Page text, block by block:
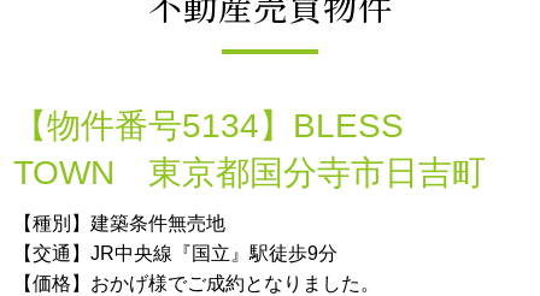
【物件番号5134】BLESS
TOWN 東京都国分寺市日吉町
【種別】建築条件無売地
【交通】JR中央線『国立』駅徒歩9分
【価格】おかげ様でご成約となりました。